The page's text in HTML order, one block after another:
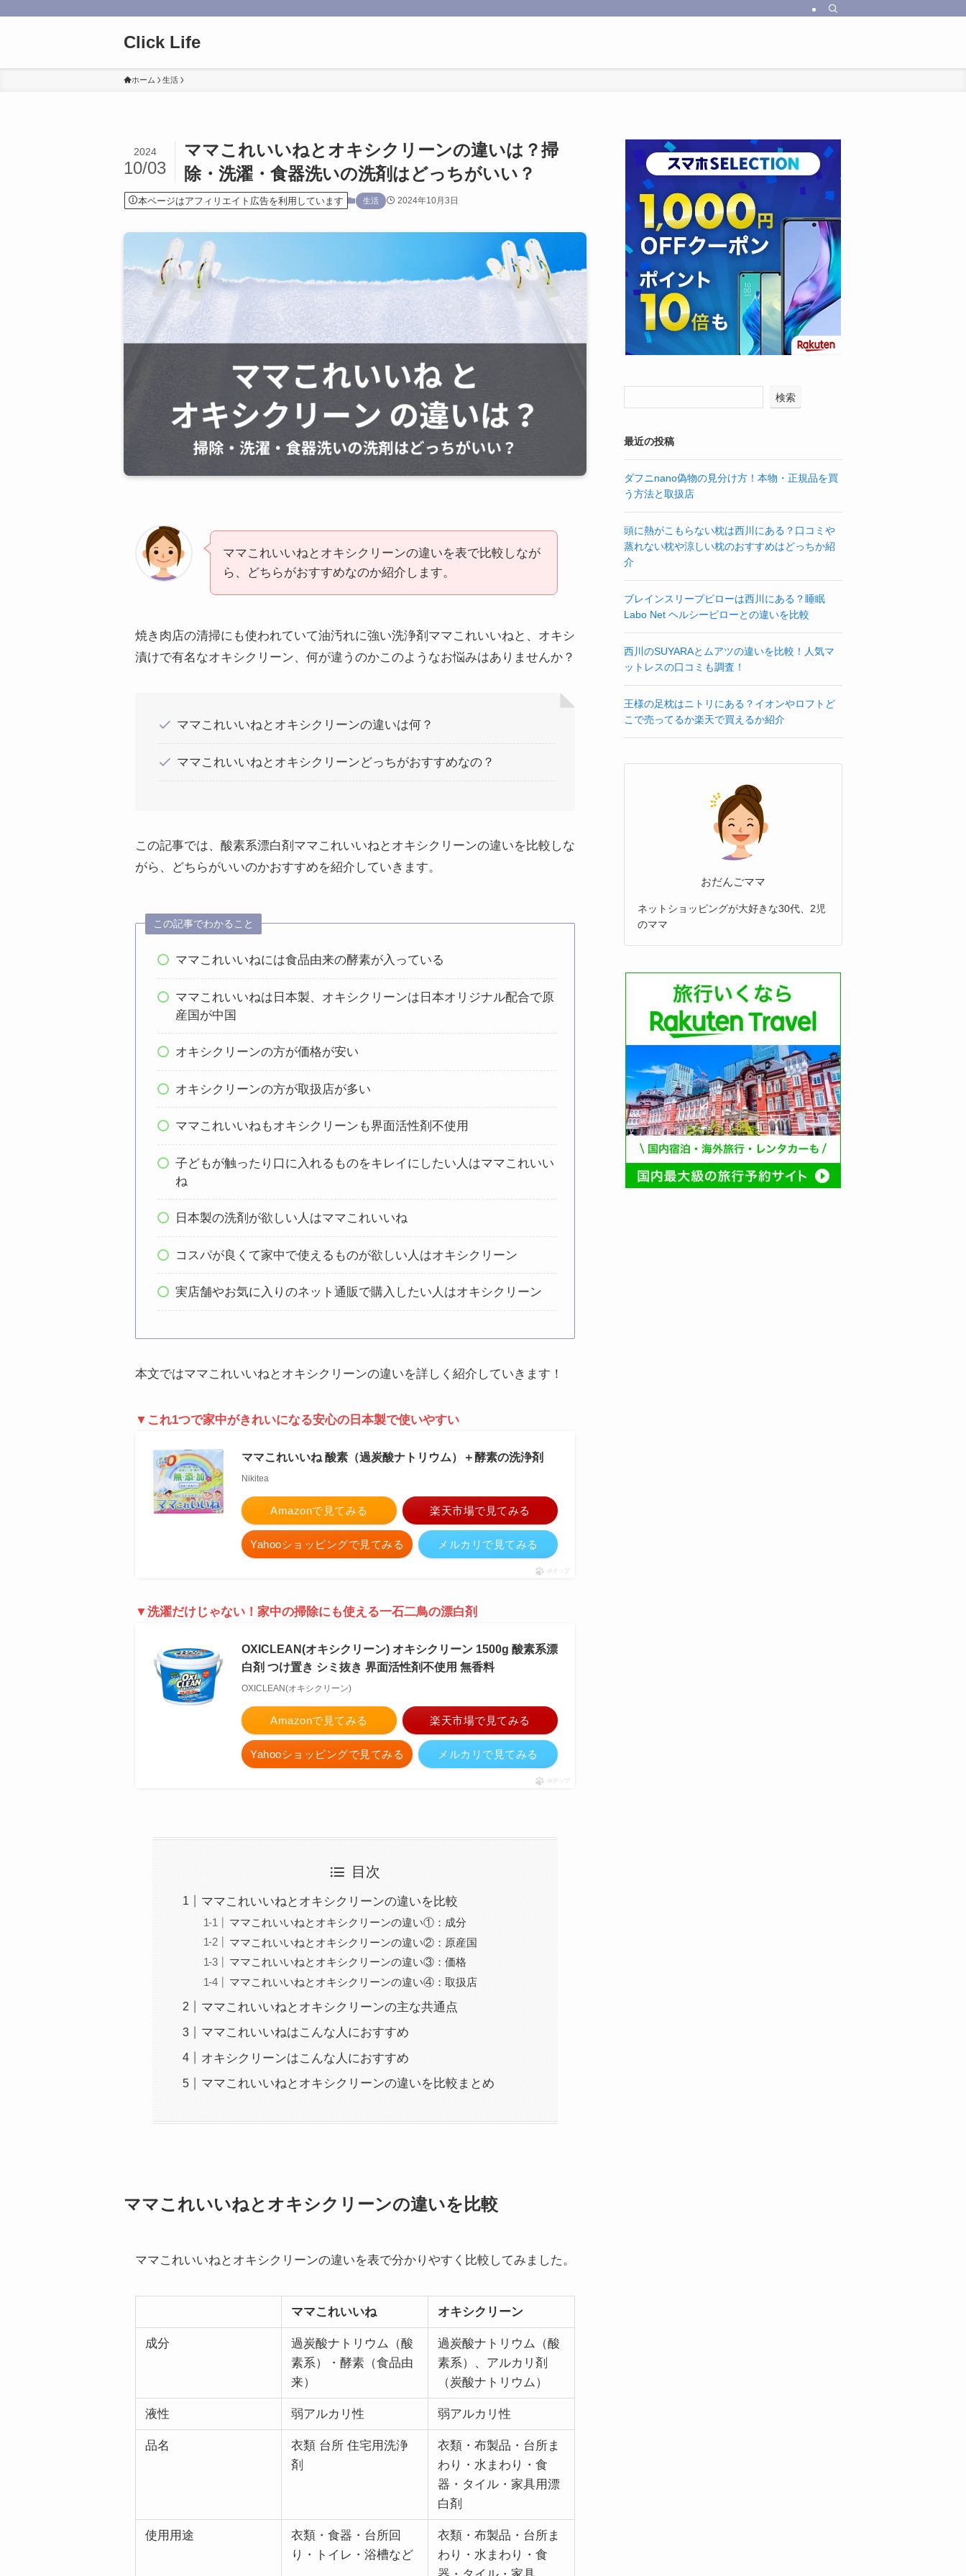
Click Life
ホーム 生活
ママこれいいねとオキシクリーンの違いは？掃
除・洗濯・食器洗いの洗剤はどっちがいい？
2024
10/03
本ページはアフィリエイト広告を利用しています 生活 2024年10月3日
ママこれいいねとオキシクリーンの違いを表で比較しなが
ら、どちらがおすすめなのか紹介します。
焼き肉店の清掃にも使われていて油汚れに強い洗浄剤ママこれいいねと、オキシ
漬けで有名なオキシクリーン、何が違うのかこのようなお悩みはありませんか？
ママこれいいねとオキシクリーンの違いは何？
ママこれいいねとオキシクリーンどっちがおすすめなの？
この記事では、酸素系漂白剤ママこれいいねとオキシクリーンの違いを比較しな
がら、どちらがいいのかおすすめを紹介していきます。
この記事でわかること
ママこれいいねには食品由来の酵素が入っている
ママこれいいねは日本製、オキシクリーンは日本オリジナル配合で原
産国が中国
オキシクリーンの方が価格が安い
オキシクリーンの方が取扱店が多い
ママこれいいねもオキシクリーンも界面活性剤不使用
子どもが触ったり口に入れるものをキレイにしたい人はママこれいい
ね
日本製の洗剤が欲しい人はママこれいいね
コスパが良くて家中で使えるものが欲しい人はオキシクリーン
実店舗やお気に入りのネット通販で購入したい人はオキシクリーン
本文ではママこれいいねとオキシクリーンの違いを詳しく紹介していきます！
▼これ1つで家中がきれいになる安心の日本製で使いやすい
ママこれいいね 酸素（過炭酸ナトリウム）＋酵素の洗浄剤
Nikitea
Amazonで見てみる 楽天市場で見てみる
Yahooショッピングで見てみる メルカリで見てみる
ポチップ
▼洗濯だけじゃない！家中の掃除にも使える一石二鳥の漂白剤
OXICLEAN(オキシクリーン) オキシクリーン 1500g 酸素系漂
白剤 つけ置き シミ抜き 界面活性剤不使用 無香料
OXICLEAN(オキシクリーン)
Amazonで見てみる 楽天市場で見てみる
Yahooショッピングで見てみる メルカリで見てみる
ポチップ
目次
ママこれいいねとオキシクリーンの違いを比較
ママこれいいねとオキシクリーンの違い①：成分
ママこれいいねとオキシクリーンの違い②：原産国
ママこれいいねとオキシクリーンの違い③：価格
ママこれいいねとオキシクリーンの違い④：取扱店
ママこれいいねとオキシクリーンの主な共通点
ママこれいいねはこんな人におすすめ
オキシクリーンはこんな人におすすめ
ママこれいいねとオキシクリーンの違いを比較まとめ
ママこれいいねとオキシクリーンの違いを比較
ママこれいいねとオキシクリーンの違いを表で分かりやすく比較してみました。
ママこれいいね オキシクリーン
成分
過炭酸ナトリウム（酸
素系）・酵素（食品由
来）
過炭酸ナトリウム（酸
素系）、アルカリ剤
（炭酸ナトリウム）
液性 弱アルカリ性 弱アルカリ性
品名
衣類 台所 住宅用洗浄
剤
衣類・布製品・台所ま
わり・水まわり・食
器・タイル・家具用漂
白剤
使用用途
衣類・食器・台所回
り・トイレ・浴槽など
衣類・布製品・台所ま
わり・水まわり・食
検索
最近の投稿
ダフニnano偽物の見分け方！本物・正規品を買
う方法と取扱店
頭に熱がこもらない枕は西川にある？口コミや
蒸れない枕や涼しい枕のおすすめはどっちか紹
介
ブレインスリープピローは西川にある？睡眠
Labo Net ヘルシーピローとの違いを比較
西川のSUYARAとムアツの違いを比較！人気マ
ットレスの口コミも調査！
王様の足枕はニトリにある？イオンやロフトど
こで売ってるか楽天で買えるか紹介
おだんごママ
ネットショッピングが大好きな30代、2児
のママ